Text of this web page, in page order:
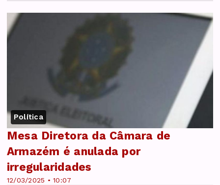
Política
12/03/2025 • 10:07
Mesa Diretora da Câmara de
Armazém é anulada por
irregularidades